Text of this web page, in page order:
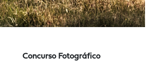
Concurso Fotográfico